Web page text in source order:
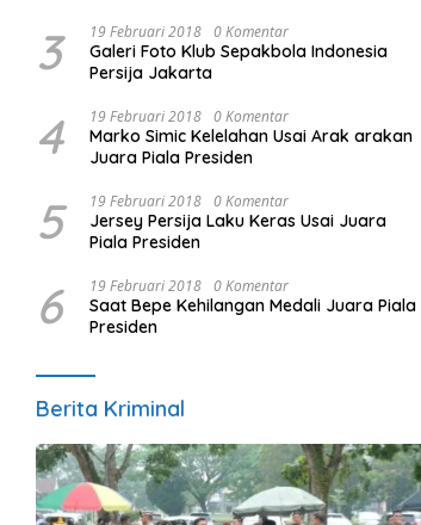
3 19 Februari 2018 0 Komentar
Galeri Foto Klub Sepakbola Indonesia
Persija Jakarta
4 19 Februari 2018 0 Komentar
Marko Simic Kelelahan Usai Arak arakan
Juara Piala Presiden
5 19 Februari 2018 0 Komentar
Jersey Persija Laku Keras Usai Juara
Piala Presiden
6 19 Februari 2018 0 Komentar
Saat Bepe Kehilangan Medali Juara Piala
Presiden
Berita Kriminal